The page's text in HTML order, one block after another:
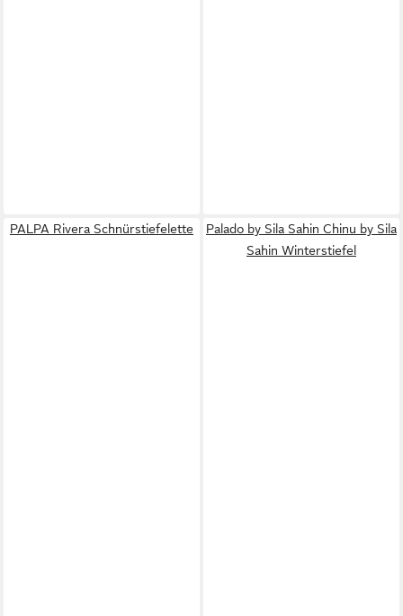
PALPA Rivera Schnürstiefelette
Palado by Sila Sahin Chinu by Sila
Sahin Winterstiefel